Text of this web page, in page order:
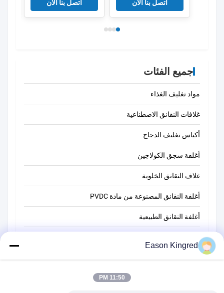
اتصل بنا الآن
كيس البلاستيك المنزلي
الفراغ
اتصل بنا الآن
جميع الفئات
مواد تغليف الغذاء
غلافات النقانق الاصطناعية
أكياس تغليف الدجاج
أغلفة سجق الكولاجين
غلاف النقانق الخلوية
أغلفة النقانق المصنوعة من مادة PVDC
أغلفة النقانق الطبيعية
أكياس الطعام فراغ
فيلم تغليف المواد الغذائية
Eason Kingred
11:50 PM